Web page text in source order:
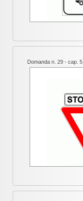
Domanda n. 29 - cap. 5